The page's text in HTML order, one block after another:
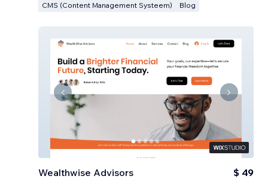
CMS (Content Management Systeem) Blog
Wealthwise Advisors $ 49